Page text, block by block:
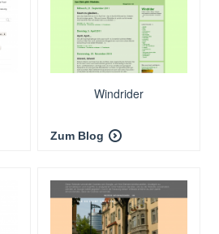
Windrider
Zum Blog